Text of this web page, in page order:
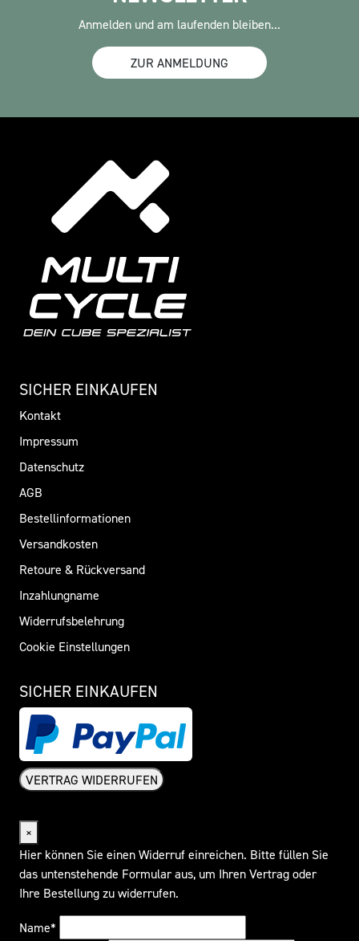
Anmelden und am laufenden bleiben...
ZUR ANMELDUNG
SICHER EINKAUFEN
Kontakt
Impressum
Datenschutz
AGB
Bestellinformationen
Versandkosten
Retoure & Rückversand
Inzahlungname
Widerrufsbelehrung
Cookie Einstellungen
SICHER EINKAUFEN
VERTRAG WIDERRUFEN
×
Hier können Sie einen Widerruf einreichen. Bitte füllen Sie
das untenstehende Formular aus, um Ihren Vertrag oder
Ihre Bestellung zu widerrufen.
Name*